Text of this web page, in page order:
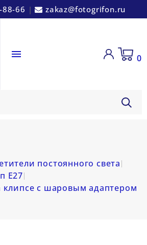
66 | zakaz@fotogrifon.ru
 0
постоянного света
E27
клипсе с шаровым адаптером